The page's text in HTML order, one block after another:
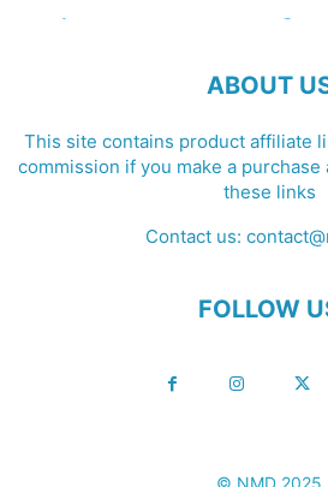
ABOUT
This site contains product affiliate
commission if you make a
these links
Contact us:
FOLLOW